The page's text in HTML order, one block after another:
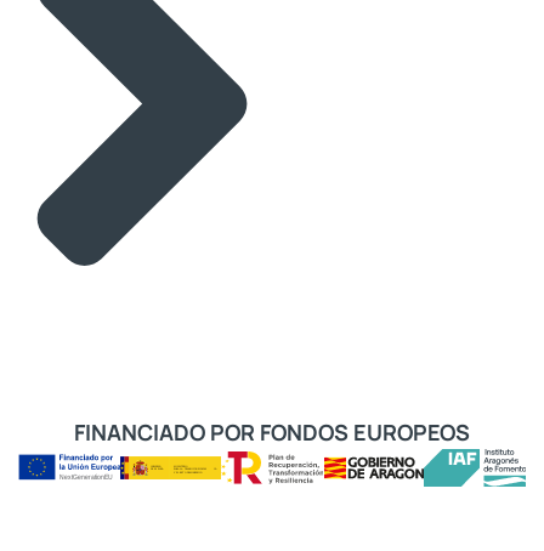
FINANCIADO POR FONDOS EUROPEOS